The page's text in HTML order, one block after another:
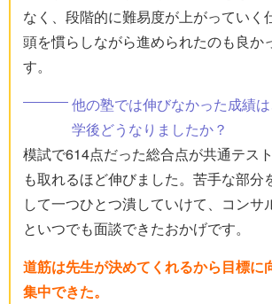
なく、段階的に難易度が上がっていく
頭を慣らしながら進められたのも良か
す。
他の塾では伸びなかった成績
学後どうなりましたか？
模試で614点だった総合点が共通テス
も取れるほど伸びました。苦手な部分
して一つひとつ潰していけて、コンサ
といつでも面談できたおかげです。
道筋は先生が決めてくれるから目標に
集中できた。